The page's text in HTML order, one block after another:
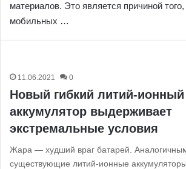
материалов. Это является причиной
мобильных …
11.06.2021 0
Новый гибкий литий-ионный
аккумулятор выдерживает
экстремальные условия
Жара — худший враг батарей.
существующие литий-ионные